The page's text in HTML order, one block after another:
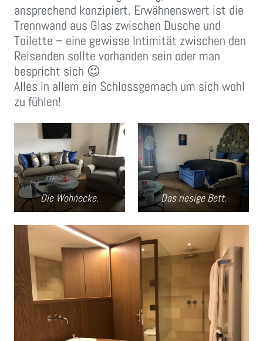
ansprechend konzipiert. Erwähnenswert ist die
Trennwand aus Glas zwischen Dusche und
Toilette – eine gewisse Intimität zwischen den
Reisenden sollte vorhanden sein oder man
bespricht sich 😉
Alles in allem ein Schlossgemach um sich wohl
zu fühlen!
Die Wohnecke. Das riesige Bett.